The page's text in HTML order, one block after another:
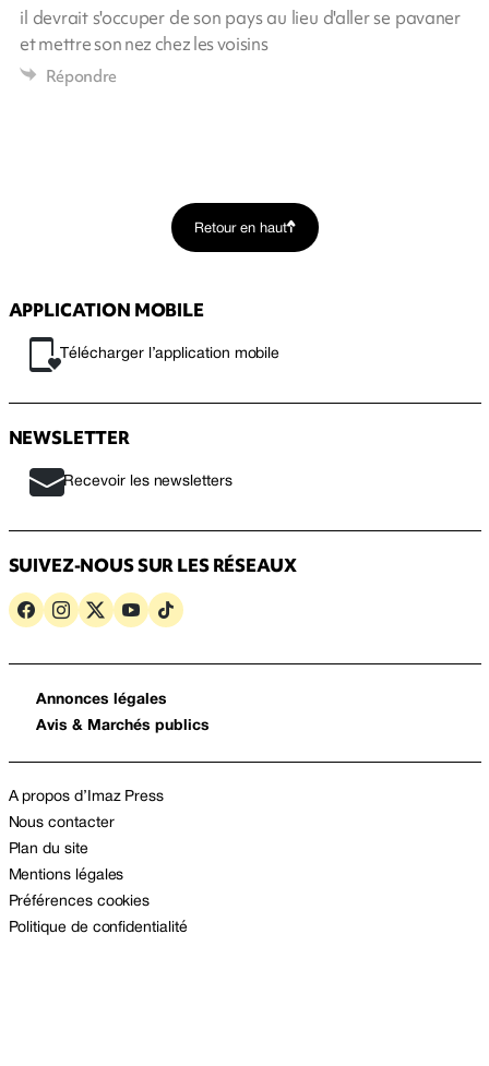
il devrait s'occuper de son pays au lieu d'aller se pavaner
et mettre son nez chez les voisins
Répondre
Retour en haut
APPLICATION MOBILE
Télécharger l’application mobile
NEWSLETTER
Recevoir les newsletters
SUIVEZ-NOUS SUR LES RÉSEAUX
Annonces légales
Avis & Marchés publics
A propos d’Imaz Press
Nous contacter
Plan du site
Mentions légales
Préférences cookies
Politique de confidentialité